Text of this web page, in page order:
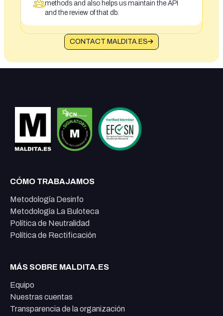
methods and also helps us maintain the API
and the review of that db.
CONTACT MALDITA.ES
CÓMO TRABAJAMOS
Metodología Desinfo
Metodología La Buloteca
Política de Neutralidad
Política de Rectificación
MÁS SOBRE MALDITA.ES
Equipo
Nuestras cuentas
Transparencia de la organización